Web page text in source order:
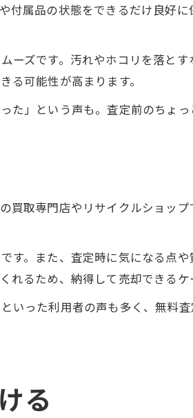
属品の状態をできるだけ良好
ーズです。汚れやホコリを落と
可能性が高まります。
た」という声も。査定前のちょ
買取専門店やリサイクルショッ
す。また、査定時に気になる点
るため、納得して売却できるケ
いった利用者の声も多く、無料
る